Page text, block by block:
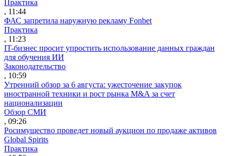
Практика
, 11:44
ФАС запретила наружную рекламу Fonbet
Практика
, 11:23
IT-бизнес просит упростить использование данных граждан
для обучения ИИ
Законодательство
, 10:59
Утренний обзор за 6 августа: ужесточение закупок
иностранной техники и рост рынка M&A за счет
национализации
Обзор СМИ
, 09:26
Росимущество проведет новый аукцион по продаже активов
Global Spirits
Практика